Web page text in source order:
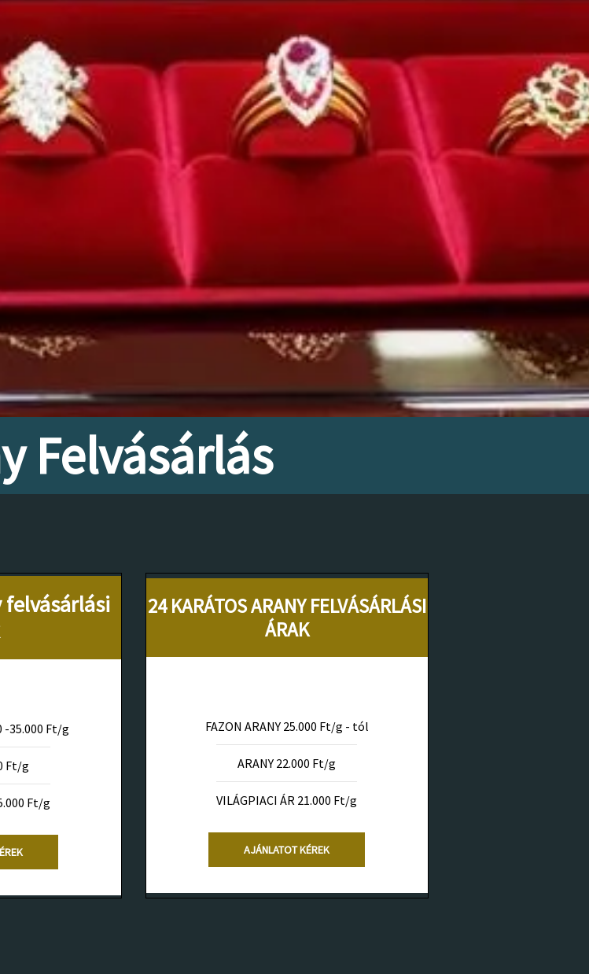
Felvásárlás
felvásárlási
-35.000 Ft/g
Ft/g
Ft/g
24 KARÁTOS ARANY FELVÁSÁRLÁSI
ÁRAK
FAZON ARANY 25.000 Ft/g - tól
ARANY 22.000 Ft/g
VILÁGPIACI ÁR 21.000 Ft/g
AJÁNLATOT KÉREK